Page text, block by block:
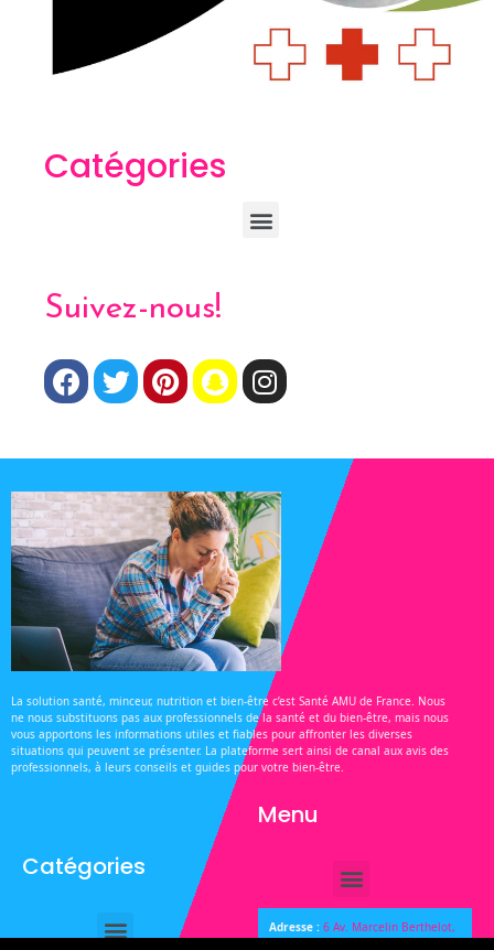
Catégories
Suivez-nous!
La solution santé, minceur, nutrition et bien-être c’est Santé AMU de France. Nous
ne nous substituons pas aux professionnels de la santé et du bien-être, mais nous
vous apportons les informations utiles et fiables pour affronter les diverses
situations qui peuvent se présenter. La plateforme sert ainsi de canal aux avis des
professionnels, à leurs conseils et guides pour votre bien-être.
Catégories
Menu
Adresse : 6 Av. Marcelin Berthelot,
33110 Le Bouscat, France